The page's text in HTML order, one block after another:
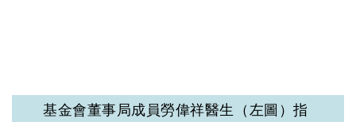
基金會董事局成員勞偉祥醫生（左圖）指